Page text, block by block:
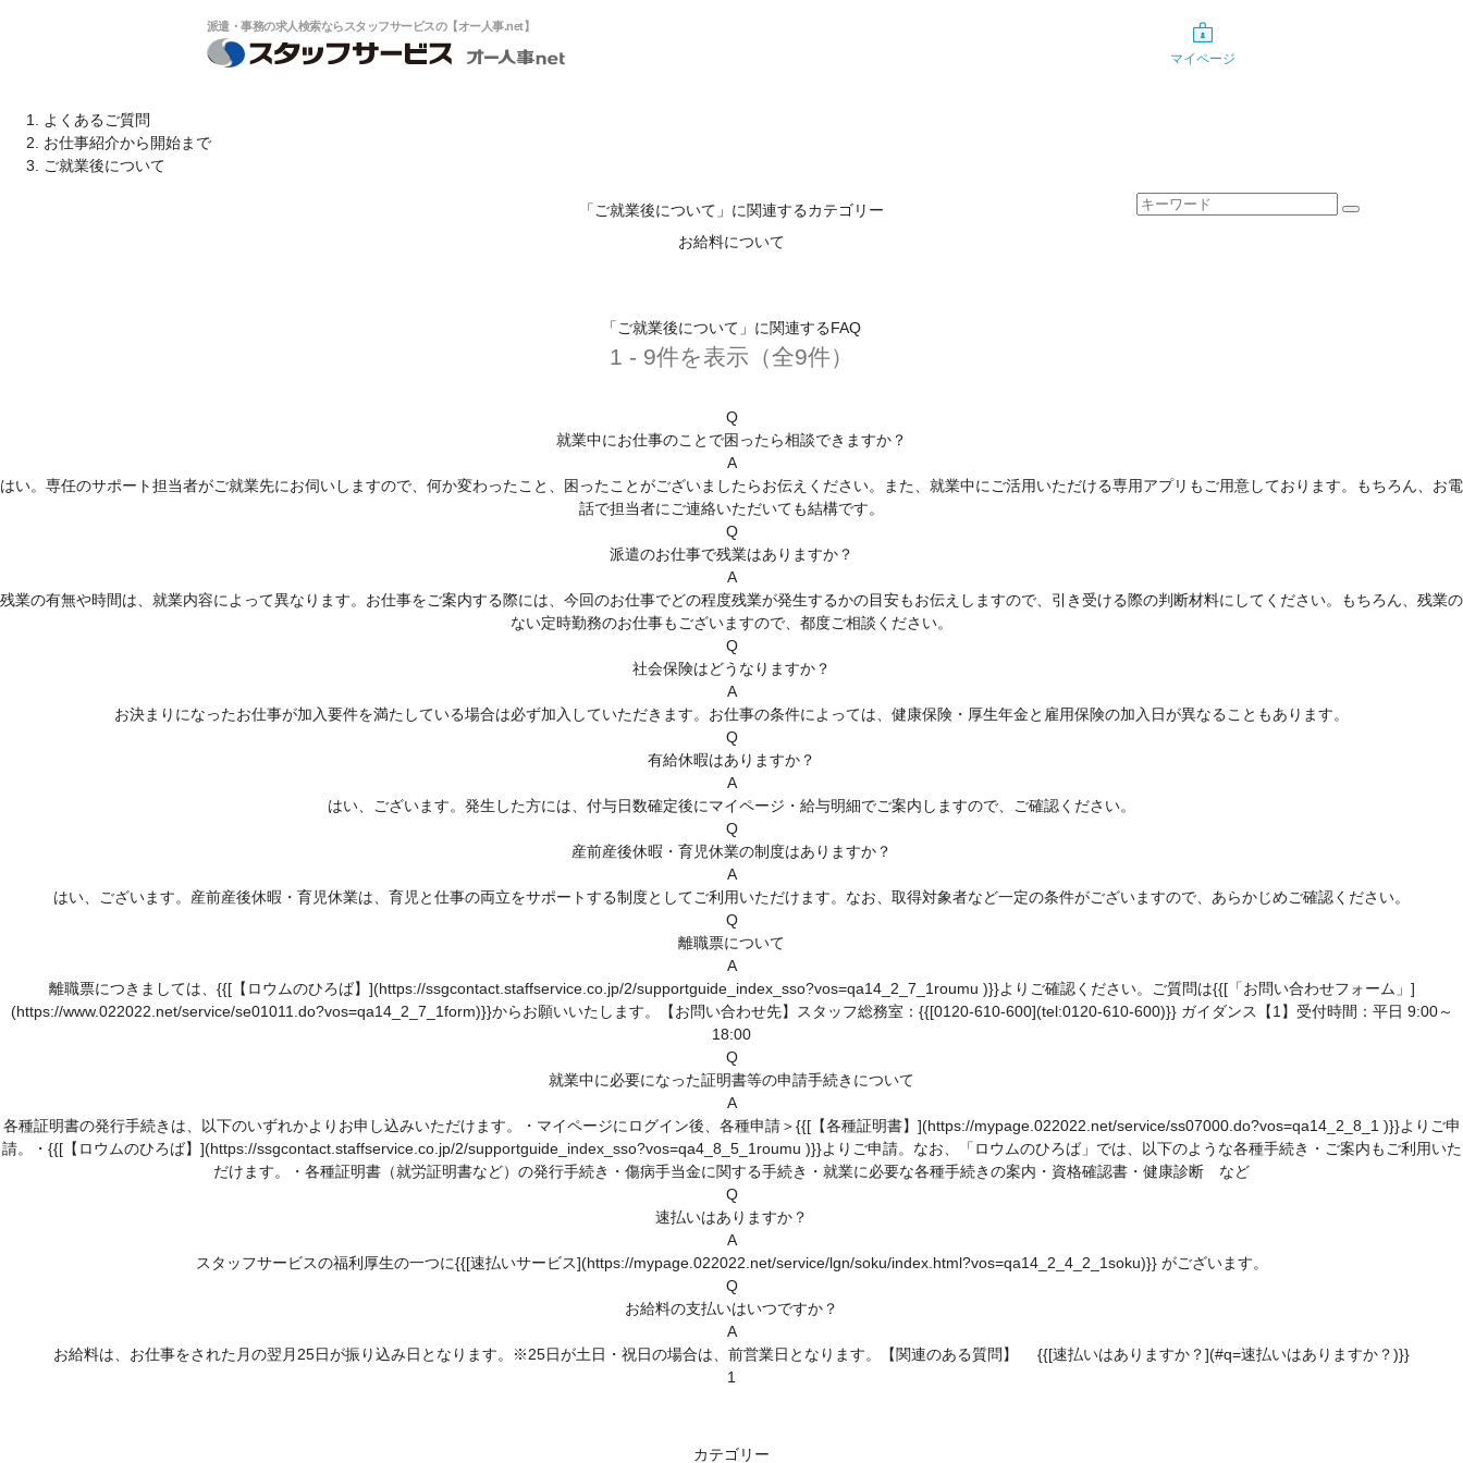
派遣・事務の求人検索ならスタッフサービスの【オー人事.net】
マイページ
よくあるご質問
お仕事紹介から開始まで
ご就業後について
「ご就業後について」に関連するカテゴリー
お給料について
「ご就業後について」に関連するFAQ
1 - 9件を表示（全9件）
Q
就業中にお仕事のことで困ったら相談できますか？
A
はい。専任のサポート担当者がご就業先にお伺いしますので、何か変わったこと、困ったことがございましたらお伝えください。また、就業中にご活用いただける専用アプリもご用意しております。もちろん、お電
話で担当者にご連絡いただいても結構です。
Q
派遣のお仕事で残業はありますか？
A
残業の有無や時間は、就業内容によって異なります。お仕事をご案内する際には、今回のお仕事でどの程度残業が発生するかの目安もお伝えしますので、引き受ける際の判断材料にしてください。もちろん、残業の
ない定時勤務のお仕事もございますので、都度ご相談ください。
Q
社会保険はどうなりますか？
A
お決まりになったお仕事が加入要件を満たしている場合は必ず加入していただきます。お仕事の条件によっては、健康保険・厚生年金と雇用保険の加入日が異なることもあります。
Q
有給休暇はありますか？
A
はい、ございます。発生した方には、付与日数確定後にマイページ・給与明細でご案内しますので、ご確認ください。
Q
産前産後休暇・育児休業の制度はありますか？
A
はい、ございます。産前産後休暇・育児休業は、育児と仕事の両立をサポートする制度としてご利用いただけます。なお、取得対象者など一定の条件がございますので、あらかじめご確認ください。
Q
離職票について
A
離職票につきましては、{{[【ロウムのひろば】](https://ssgcontact.staffservice.co.jp/2/supportguide_index_sso?vos=qa14_2_7_1roumu )}}よりご確認ください。ご質問は{{[「お問い合わせフォーム」]
(https://www.022022.net/service/se01011.do?vos=qa14_2_7_1form)}}からお願いいたします。【お問い合わせ先】スタッフ総務室：{{[0120-610-600](tel:0120-610-600)}} ガイダンス【1】受付時間：平日 9:00～
18:00
Q
就業中に必要になった証明書等の申請手続きについて
A
各種証明書の発行手続きは、以下のいずれかよりお申し込みいただけます。・マイページにログイン後、各種申請＞{{[【各種証明書】](https://mypage.022022.net/service/ss07000.do?vos=qa14_2_8_1 )}}よりご申
請。・{{[【ロウムのひろば】](https://ssgcontact.staffservice.co.jp/2/supportguide_index_sso?vos=qa4_8_5_1roumu )}}よりご申請。なお、「ロウムのひろば」では、以下のような各種手続き・ご案内もご利用いた
だけます。・各種証明書（就労証明書など）の発行手続き・傷病手当金に関する手続き・就業に必要な各種手続きの案内・資格確認書・健康診断 など
Q
速払いはありますか？
A
スタッフサービスの福利厚生の一つに{{[速払いサービス](https://mypage.022022.net/service/lgn/soku/index.html?vos=qa14_2_4_2_1soku)}} がございます。
Q
お給料の支払いはいつですか？
A
お給料は、お仕事をされた月の翌月25日が振り込み日となります。※25日が土日・祝日の場合は、前営業日となります。【関連のある質問】 {{[速払いはありますか？](#q=速払いはありますか？)}}
1
カテゴリー